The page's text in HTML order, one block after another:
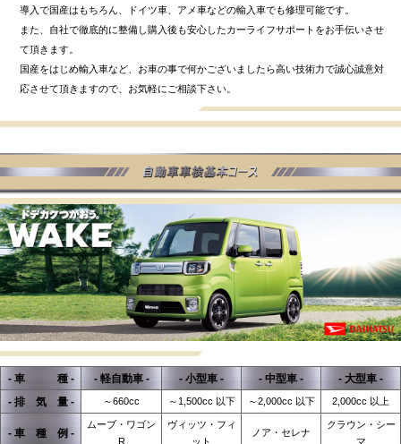
導入で国産はもちろん、ドイツ車、アメ車などの輸入車でも修理可能です。
また、自社で徹底的に整備し購入後も安心したカーライフサポートをお手伝いさせ
て頂きます。
国産をはじめ輸入車など、お車の事で何かございましたら高い技術力で誠心誠意対
応させて頂きますので、お気軽にご相談下さい。
- 車 種 - - 軽自動車 - - 小型車 - - 中型車 -
- 大型車 -
- 排 気 量 -
～660cc ～1,500cc 以下 ～2,000cc 以下 2,000cc 以上
- 車 種 例 -
ムーブ・ワゴン
R
ヴィッツ・フィ
ット
ノア・セレナ
クラウン・シー
マ